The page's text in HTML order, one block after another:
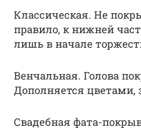
Классическая. Не
правило, к нижней
лишь в начале
Венчальная. Голова
Дополняется цветами,
Свадебная фата-